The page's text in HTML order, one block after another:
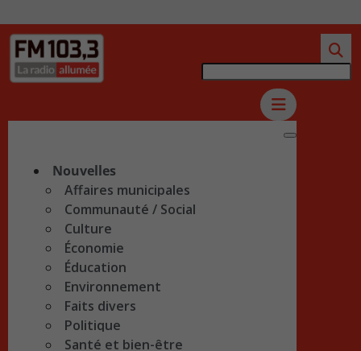
Nouvelles
Affaires municipales
Communauté / Social
Culture
Économie
Éducation
Environnement
Faits divers
Politique
Santé et bien-être